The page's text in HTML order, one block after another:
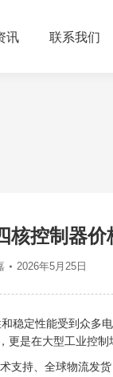
讯 联系我们
核控制器
2026年5月25日
稳定性能受到众多
是在大型工业控制
支持、全球物流发